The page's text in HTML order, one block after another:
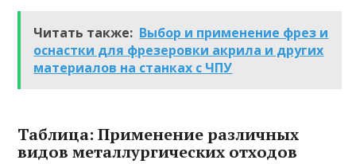
Читать также: Выбор и применение фрез и
оснастки для фрезеровки акрила и других
материалов на станках с ЧПУ
Таблица: Применение различных
видов металлургических отходов